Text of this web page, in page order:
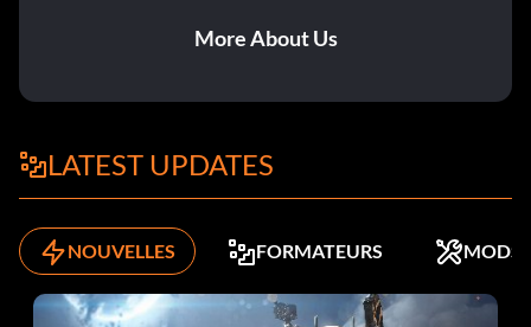
More About Us
LATEST UPDATES
NOUVELLES FORMATEURS MODS